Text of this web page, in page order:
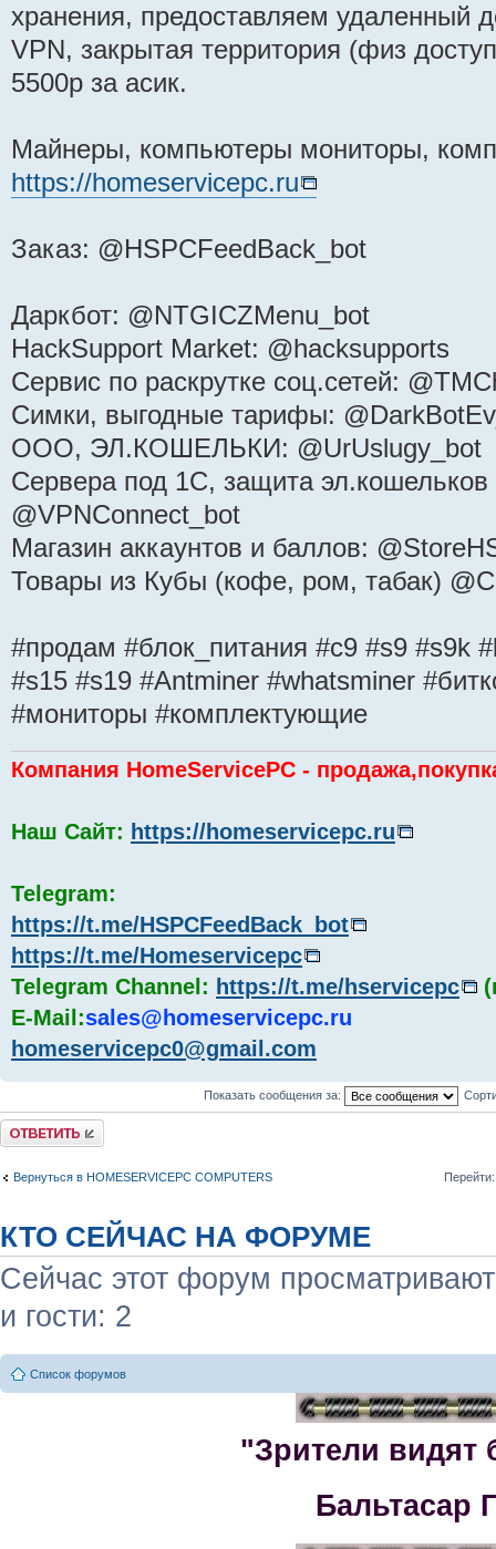
хранения, предоставляем удаленный
VPN, закрытая территория (физ
5500р за асик.
Майнеры, компьютеры мониторы,
https://homeservicepc.ru
Заказ: @HSPCFeedBack_bot
Даркбот: @NTGICZMenu_bot
HackSupport Market: @hacksupports
Сервис по раскрутке соц.сетей:
Симки, выгодные тарифы:
ООО, ЭЛ.КОШЕЛЬКИ: @UrUslugy_bot
Сервера под 1С, защита эл.кошельков
@VPNConnect_bot
Магазин аккаунтов и баллов:
Товары из Кубы (кофе, ром, табак)
#продам #блок_питания #с9 #s9 #s9k
#s15 #s19 #Antminer #whatsminer
#мониторы #комплектующие
Компания HomeServicePC -
Наш Сайт: https://homeservicepc.ru
Telegram:
https://t.me/HSPCFeedBack_bot
https://t.me/Homeservicepc
Telegram Channel: https://t.me/hservicepc
E-Mail:sales@homeservicepc.ru
homeservicepc0@gmail.com
Показать сообщения за:
Комментировать
Вернуться в HOMESERVICEPC COMPUTERS Перейти:
КТО СЕЙЧАС НА ФОРУМЕ
Сейчас этот форум
и гости: 2
Список форумов
"Зрители видят
Бальтасар